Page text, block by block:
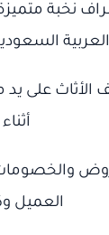
نخبة
العربية
الأثاث
والخصومات
العميل